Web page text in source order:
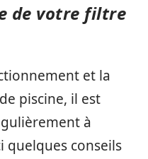
de votre filtre
et la
piscine, il est
à
quelques conseils